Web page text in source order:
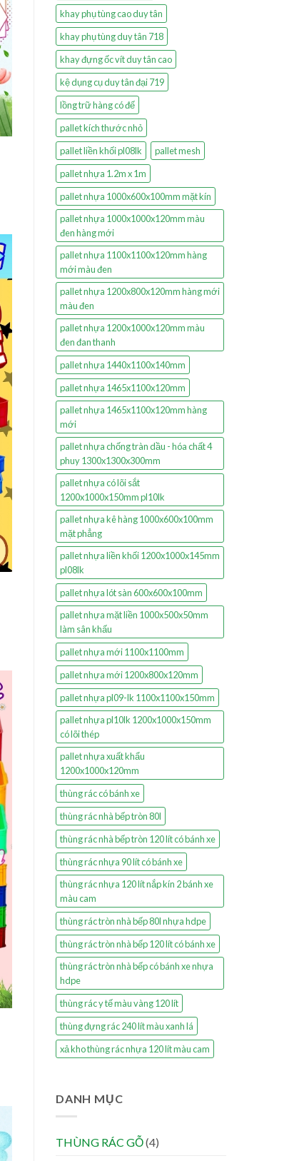
khay phụ tùng cao duy tân
khay phụ tùng duy tân 718
khay đựng ốc vít duy tân cao
kệ dụng cụ duy tân đại 719
lồng trữ hàng có đế
pallet kích thước nhỏ
pallet liền khối pl08lk
pallet mesh
pallet nhựa 1.2m x 1m
pallet nhựa 1000x600x100mm mặt kín
pallet nhựa 1000x1000x120mm màu
đen hàng mới
pallet nhựa 1100x1100x120mm hàng
mới màu đen
pallet nhựa 1200x800x120mm hàng mới
màu đen
pallet nhựa 1200x1000x120mm màu
đen đan thanh
pallet nhựa 1440x1100x140mm
pallet nhựa 1465x1100x120mm
pallet nhựa 1465x1100x120mm hàng
mới
pallet nhựa chống tràn dầu - hóa chất 4
phuy 1300x1300x300mm
pallet nhựa có lõi sắt
1200x1000x150mm pl10lk
pallet nhựa kê hàng 1000x600x100mm
mặt phẳng
pallet nhựa liền khối 1200x1000x145mm
pl08lk
pallet nhựa lót sàn 600x600x100mm
pallet nhựa mặt liền 1000x500x50mm
làm sân khấu
pallet nhựa mới 1100x1100mm
pallet nhựa mới 1200x800x120mm
pallet nhựa pl09-lk 1100x1100x150mm
pallet nhựa pl10lk 1200x1000x150mm
có lõi thép
pallet nhựa xuất khẩu
1200x1000x120mm
thùng rác có bánh xe
thùng rác nhà bếp tròn 80l
thùng rác nhà bếp tròn 120 lít có bánh xe
thùng rác nhựa 90 lít có bánh xe
thùng rác nhựa 120 lít nắp kín 2 bánh xe
màu cam
thùng rác tròn nhà bếp 80l nhựa hdpe
thùng rác tròn nhà bếp 120 lít có bánh xe
thùng rác tròn nhà bếp có bánh xe nhựa
hdpe
thùng rác y tế màu vàng 120 lít
thùng đựng rác 240 lít màu xanh lá
xả kho thùng rác nhựa 120 lít màu cam
DANH MỤC
THÙNG RÁC GỖ(4)